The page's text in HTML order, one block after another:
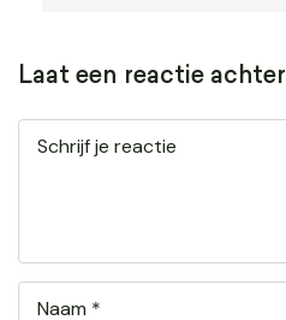
Laat een reactie achter